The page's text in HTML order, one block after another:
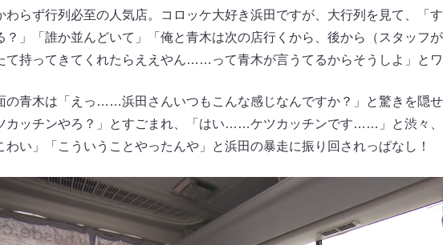
わらず行列必至の人気店。コロッケ大好き浜田ですが、大行列を見て、
？」「誰か並んどいて」「俺と青木は次の店行くから、後から（スタッフ
て持ってきてくれたらええやん……って青木が言うてるからそうしよ」
の青木は「えっ……浜田さんいつもこんな感じなんですか？」と驚きを隠
カッチンやろ？」とすごまれ、「はい……ケツカッチンです……」と渋々
わい」「こういうことやったんや」と浜田の暴走に振り回されっぱなし！